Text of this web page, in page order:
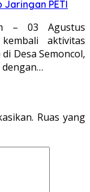
Jaringan PETI
– 03 Agustus
aktivitas
Desa Semoncol,
dengan…
Ruas yang